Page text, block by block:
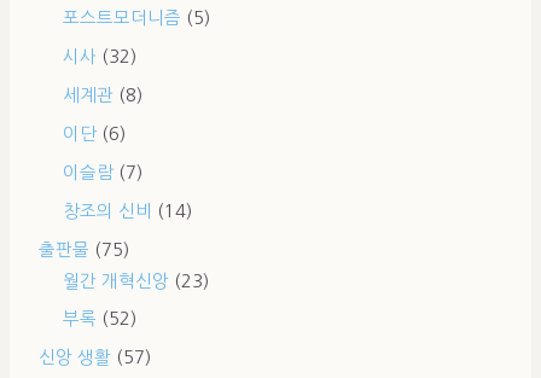
포스트모더니즘 (5)
시사 (32)
세계관 (8)
이단 (6)
이슬람 (7)
창조의 신비 (14)
출판물 (75)
월간 개혁신앙 (23)
부록 (52)
신앙 생활 (57)